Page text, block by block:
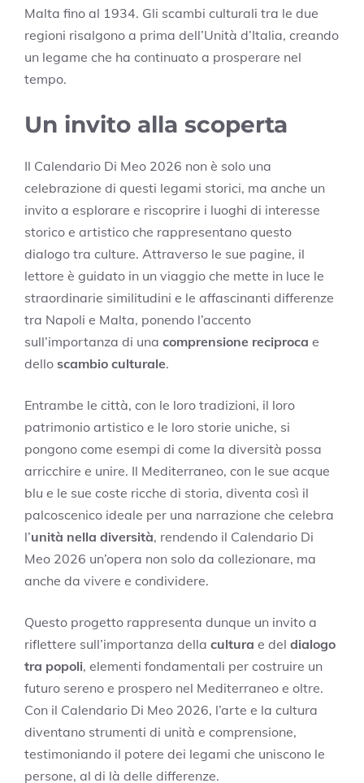
Malta fino al 1934. Gli scambi culturali tra le due
regioni risalgono a prima dell’Unità d’Italia, creando
un legame che ha continuato a prosperare nel
tempo.
Un invito alla scoperta
Il Calendario Di Meo 2026 non è solo una
celebrazione di questi legami storici, ma anche un
invito a esplorare e riscoprire i luoghi di interesse
storico e artistico che rappresentano questo
dialogo tra culture. Attraverso le sue pagine, il
lettore è guidato in un viaggio che mette in luce le
straordinarie similitudini e le affascinanti differenze
tra Napoli e Malta, ponendo l’accento
sull’importanza di una comprensione reciproca e
dello scambio culturale.
Entrambe le città, con le loro tradizioni, il loro
patrimonio artistico e le loro storie uniche, si
pongono come esempi di come la diversità possa
arricchire e unire. Il Mediterraneo, con le sue acque
blu e le sue coste ricche di storia, diventa così il
palcoscenico ideale per una narrazione che celebra
l’unità nella diversità, rendendo il Calendario Di
Meo 2026 un’opera non solo da collezionare, ma
anche da vivere e condividere.
Questo progetto rappresenta dunque un invito a
riflettere sull’importanza della cultura e del dialogo
tra popoli, elementi fondamentali per costruire un
futuro sereno e prospero nel Mediterraneo e oltre.
Con il Calendario Di Meo 2026, l’arte e la cultura
diventano strumenti di unità e comprensione,
testimoniando il potere dei legami che uniscono le
persone, al di là delle differenze.